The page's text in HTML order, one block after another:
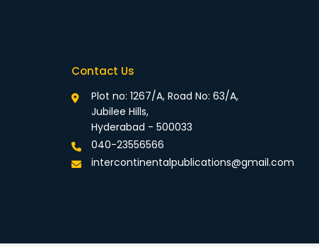
Contact Us
Plot no: 1267/A, Road No: 63/A,
Jubilee Hills,
Hyderabad - 500033
040-23556566
intercontinentalpublications@gmail.com